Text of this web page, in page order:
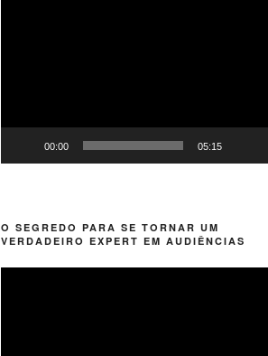
00:00 05:15
O SEGREDO PARA SE TORNAR UM
VERDADEIRO EXPERT EM AUDIÊNCIAS